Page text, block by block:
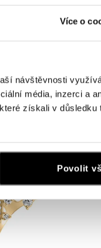
Více o
návštěvnosti
média, inzerci a
získali v důsledku
Povolit